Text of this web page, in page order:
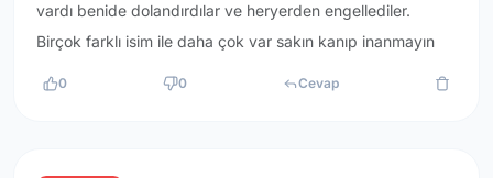
vardı benide dolandırdılar ve heryerden engellediler.
Birçok farklı isim ile daha çok var sakın kanıp inanmayın
0 0 Cevap